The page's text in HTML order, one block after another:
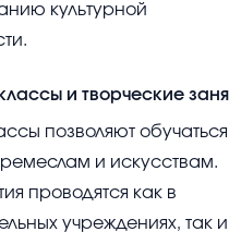
культурной
и творческие
позволяют обучаться
и искусствам.
проводятся как в
учреждениях, так и